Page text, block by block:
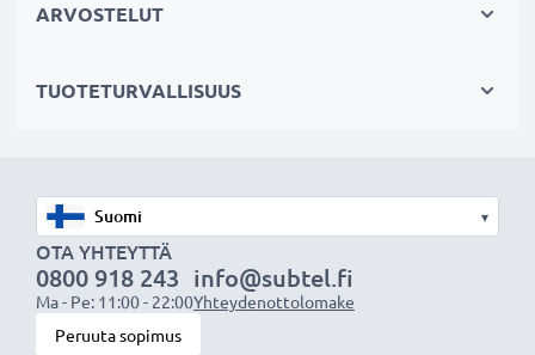
ja iskuilta
✔ Yleinen vastavalosuoja kaikkiin objektiivin
suodinkierteisiin, joissa on sama halkaisija
Tekniset tiedot:
Halkaisija:Ø 72mm
ARVOSTELUT
TUOTETURVALLISUUS
▾
OTA YHTEYTTÄ
0800 918 243
Ma - Pe: 11:00 - 22:00
info@subtel.fi
Yhteydenottolomake
Peruuta sopimus